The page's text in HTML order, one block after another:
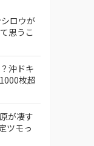
ロウが
思うこ
沖ドキ
枚超
が凄す
ツモっ